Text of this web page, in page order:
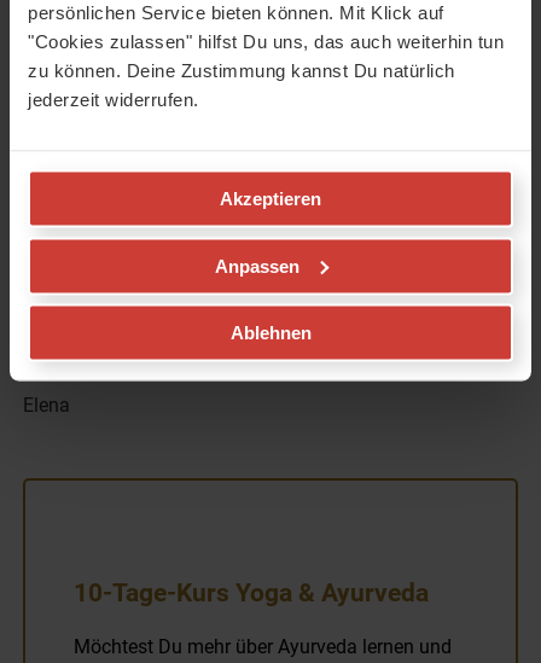
persönlichen Service bieten können. Mit Klick auf
"Cookies zulassen" hilfst Du uns, das auch weiterhin tun
zu können. Deine Zustimmung kannst Du natürlich
jederzeit widerrufen.
Akzeptieren
Anpassen
Ablehnen
Zu viel Medienkonsum und Zeit am Bildschirm
Trockene Lebensmittel wie Reiskekse und
Knäckebrot
Kalte Lebensmittel wie Müsli und Joghurt
Weitere Tipps, um im Gleichgewicht zu bleiben findest Du
Ayurveda im Herbst
im Winter".
Elena
10-Tage-Kurs Yoga & Ayurveda
Möchtest Du mehr über Ayurveda lernen und